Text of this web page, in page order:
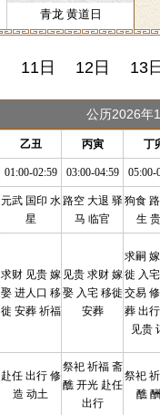
青龙 黄道日
11日 12日 13日
公历2026年
乙丑 丙寅 丁
01:00-02:59 03:00-04:59 05:00-
元武 国印 水
星
路空 大退 驿
马 临官
狗食
生
求财 见贵 嫁
娶 进人口 移
徙 安葬 祈福
见贵 求财 嫁
娶 入宅 移徙
安葬
求嗣
徙 入
交易
葬 出
见贵
赴任 出行 修
造 动土
祭祀 祈福 斋
醮 开光 赴任
出行
祭祀
醮